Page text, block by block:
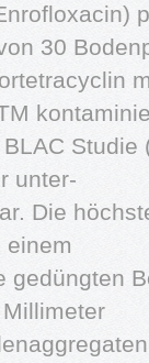
30
unter-
Die
einem
gedüngten